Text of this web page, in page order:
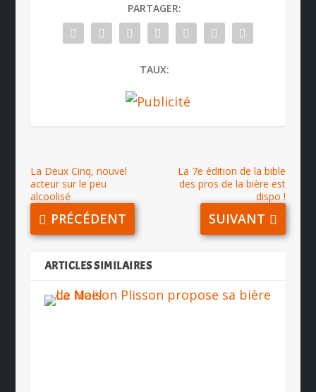
PARTAGER:
TAUX:
La Deux Cinq, nouvel
acteur sur le peu
alcoolisé
PRÉCÉDENT
La 7e édition de la bible
des pros de la bière est
dispo !
SUIVANT
ARTICLES SIMILAIRES